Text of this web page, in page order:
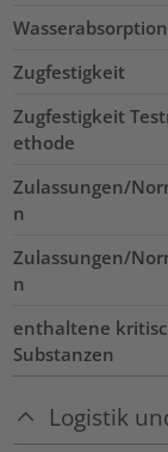
Wasserabsorption
Zugfestigkeit
Zugfestigkeit
ethode
Zulassungen/
n
Zulassungen/
n
enthaltene
Substanzen
Logistik